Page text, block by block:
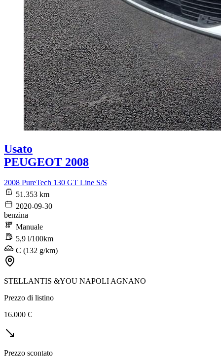
Usato
PEUGEOT 2008
2008 PureTech 130 GT Line S/S
51.353 km
2020-09-30
benzina
Manuale
5,9 l/100km
C (132 g/km)
STELLANTIS &YOU NAPOLI AGNANO
Prezzo di listino
16.000 €
Prezzo scontato